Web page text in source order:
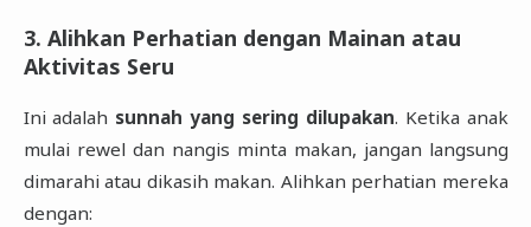
3. Alihkan Perhatian dengan Mainan atau
Aktivitas Seru
Ini adalah sunnah yang sering dilupakan. Ketika anak
mulai rewel dan nangis minta makan, jangan langsung
dimarahi atau dikasih makan. Alihkan perhatian mereka
dengan: